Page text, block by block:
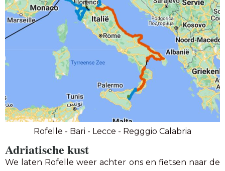
Rofelle - Bari - Lecce - Regggio Calabria
Adriatische kust
We laten Rofelle weer achter ons en fietsen naar de